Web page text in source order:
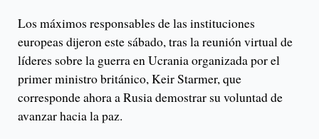
Los máximos responsables de las instituciones
europeas dijeron este sábado, tras la reunión virtual de
líderes sobre la guerra en Ucrania organizada por el
primer ministro británico, Keir Starmer, que
corresponde ahora a Rusia demostrar su voluntad de
avanzar hacia la paz.